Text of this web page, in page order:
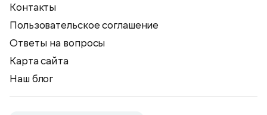
Контакты
Пользовательское соглашение
Ответы на вопросы
Карта сайта
Наш блог